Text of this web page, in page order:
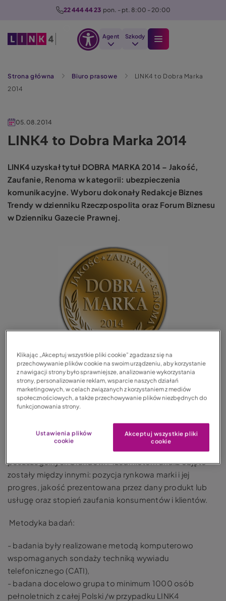
22 444 44 23 pon. - pt. 8:00 - 20:00
dostępności
Agent Szkody
Strona główna Biuro prasowe
LINK4 to Dobra Marka
2014
05.08.2014
LINK4 to Dobra Marka 2014
LINK4 uzyskał tytuł DOBRA MARKA 2014 – Jakość,
Zaufanie, Renoma w kategorii: ubezpieczenia
komunikacyjne. Wyboru dokonały Redakcje Biznes
Trendy w dzienniku Rzeczpospolita oraz Forum Biznesu
w Dzienniku Gazecie Prawnej.
Wyróżnienie to przyznawane jest najbardziej
rozwojowym i najbardziej rozpoznawalnym markom
obecnym na polskim rynku. Organizatorzy Programu
prowadzonego pod patronatem Instytutu Filozofii
i Socjologii Polskiej Akademii Nauk już po raz piąty
przeprowadzili badania rynkowe mające na celu
określenie wartości, aktywności oraz rozpoznawalności
poszczególnych brandów. Przedmiotem analiz objęte
zostały między innymi: pozycja rynkowa marki i jej
progres, jakość prezentowana przez dany produkt lub
usługę oraz stopień zaufania konsumentów i klientów.
Metodyka badań:
- badania były realizowane metodą komputerowo
wspomaganych sondaży techniką wywiadu
telefonicznego (CATI),
- badana docelowo grupa to minimum 1000 osób
pełnoletnich z całej Polski /w przypadku LINK4
Klikając „Akceptuj wszystkie pliki cookie” zgadzasz się na
przechowywanie plików cookie na swoim urządzeniu, aby korzystanie
z nawigacji strony było sprawniejsze, analizowanie wykorzystania
strony, personalizowanie reklam, wsparcie naszych działań
marketingowych, w celach związanych z korzystaniem z mediów
społecznościowych, a także przechowywanie plików niezbędnych do
funkcjonowania strony.
Ustawienia plików
cookie
Akceptuj wszystkie pliki
cookie